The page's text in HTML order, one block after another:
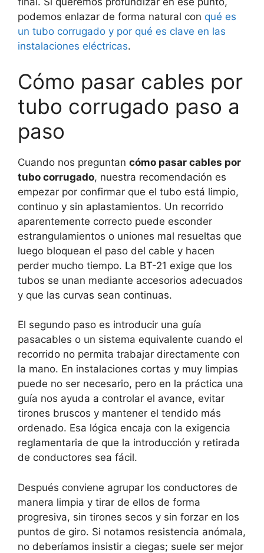
podemos enlazar de forma natural con qué es
un tubo corrugado y por qué es clave en las
instalaciones eléctricas.
Cómo pasar cables por
tubo corrugado paso a
paso
Cuando nos preguntan cómo pasar cables por
tubo corrugado, nuestra recomendación es
empezar por confirmar que el tubo está limpio,
continuo y sin aplastamientos. Un recorrido
aparentemente correcto puede esconder
estrangulamientos o uniones mal resueltas que
luego bloquean el paso del cable y hacen
perder mucho tiempo. La BT-21 exige que los
tubos se unan mediante accesorios adecuados
y que las curvas sean continuas.
El segundo paso es introducir una guía
pasacables o un sistema equivalente cuando el
recorrido no permita trabajar directamente con
la mano. En instalaciones cortas y muy limpias
puede no ser necesario, pero en la práctica una
guía nos ayuda a controlar el avance, evitar
tirones bruscos y mantener el tendido más
ordenado. Esa lógica encaja con la exigencia
reglamentaria de que la introducción y retirada
de conductores sea fácil.
Después conviene agrupar los conductores de
manera limpia y tirar de ellos de forma
progresiva, sin tirones secos y sin forzar en los
puntos de giro. Si notamos resistencia anómala,
no deberíamos insistir a ciegas; suele ser mejor